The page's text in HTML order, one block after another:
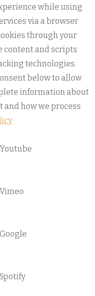
while using
via a browser
through your
content and scripts
technologies.
below to allow
information about
and how we process